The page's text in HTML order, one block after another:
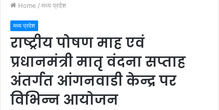
Home / मध्य प्रदेश
मध्य प्रदेश
राष्ट्रीय पोषण माह एवं
प्रधानमंत्री मातृ वंदना सप्ताह
अंतर्गत आंगनवाडी केन्द्र पर
विभिन्न आयोजन